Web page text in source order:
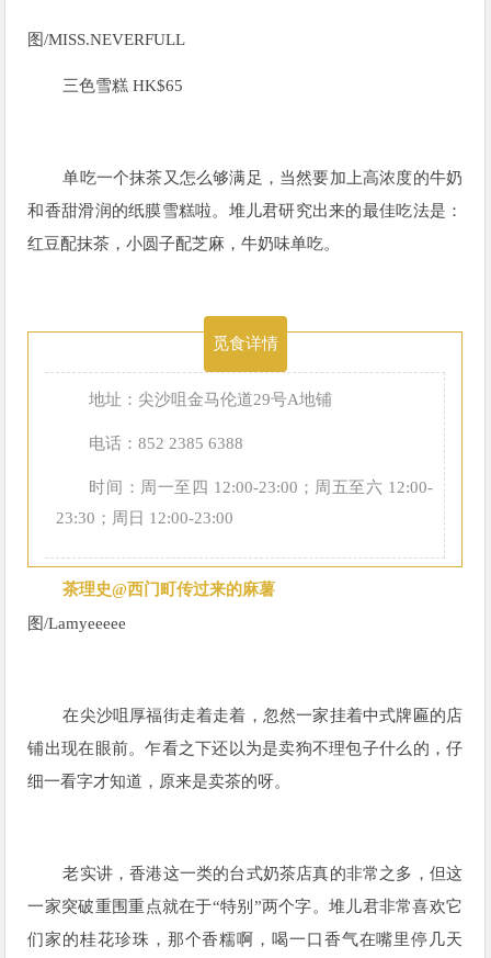
图/MISS.NEVERFULL
三色雪糕 HK$65
单吃一个抹茶又怎么够满足，当然要加上高浓度的牛奶
和香甜滑润的纸膜雪糕啦。堆儿君研究出来的最佳吃法是：
红豆配抹茶，小圆子配芝麻，牛奶味单吃。
觅食详情
地址：尖沙咀金马伦道29号A地铺
电话：852 2385 6388
时间：周一至四 12:00-23:00；周五至六 12:00-
23:30；周日 12:00-23:00
茶理史@西门町传过来的麻薯
图/Lamyeeeee
在尖沙咀厚福街走着走着，忽然一家挂着中式牌匾的店
铺出现在眼前。乍看之下还以为是卖狗不理包子什么的，仔
细一看字才知道，原来是卖茶的呀。
老实讲，香港这一类的台式奶茶店真的非常之多，但这
一家突破重围重点就在于“特别”两个字。堆儿君非常喜欢它
们家的桂花珍珠，那个香糯啊，喝一口香气在嘴里停几天